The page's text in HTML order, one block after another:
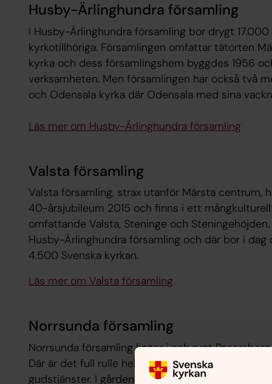
Husby-Ärlinghundra församling
I Husby-Ärlinghundra församling bor drygt
kyrkotillhöriga. Församlingen omfattar tätorten
kyrka och dess församlingshem byggdes 1956
verksamheten. Men församlingen har också två
och Odensala kyrka där Odensala med sina
Läs mer om Husby-Ärlinghundra församling
Valsta församling
Valsta församling, strax utanför Märsta centrum,
40-årsjubileum 2015 och finns i ett
omfattande Valsta, Steninge och
Husby-Ärlinghundra församling och där bor i
4.500 Svenska kyrkan.
Läs mer om Valsta församling
Norrsunda församling
Norrsunda församling ligger i och runt
Där är det full rulle hela dagarna med aktiviteter
gudstjänster. I gården finns också ett bibliotek